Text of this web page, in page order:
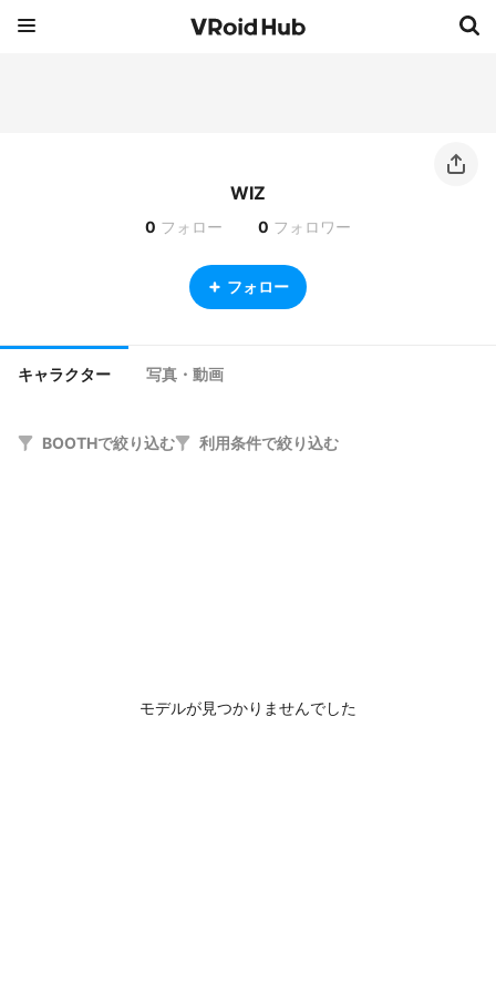
WIZ
0 フォロー 0 フォロワー
フォロー
キャラクター 写真・動画
BOOTHで絞り込む 利用条件で絞り込む
モデルが見つかりませんでした